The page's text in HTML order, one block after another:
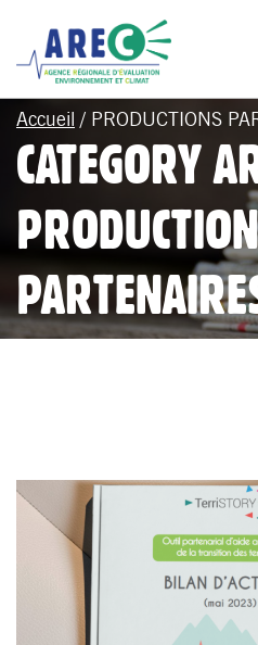
Accueil / PRODUCTIONS
CATEGORY